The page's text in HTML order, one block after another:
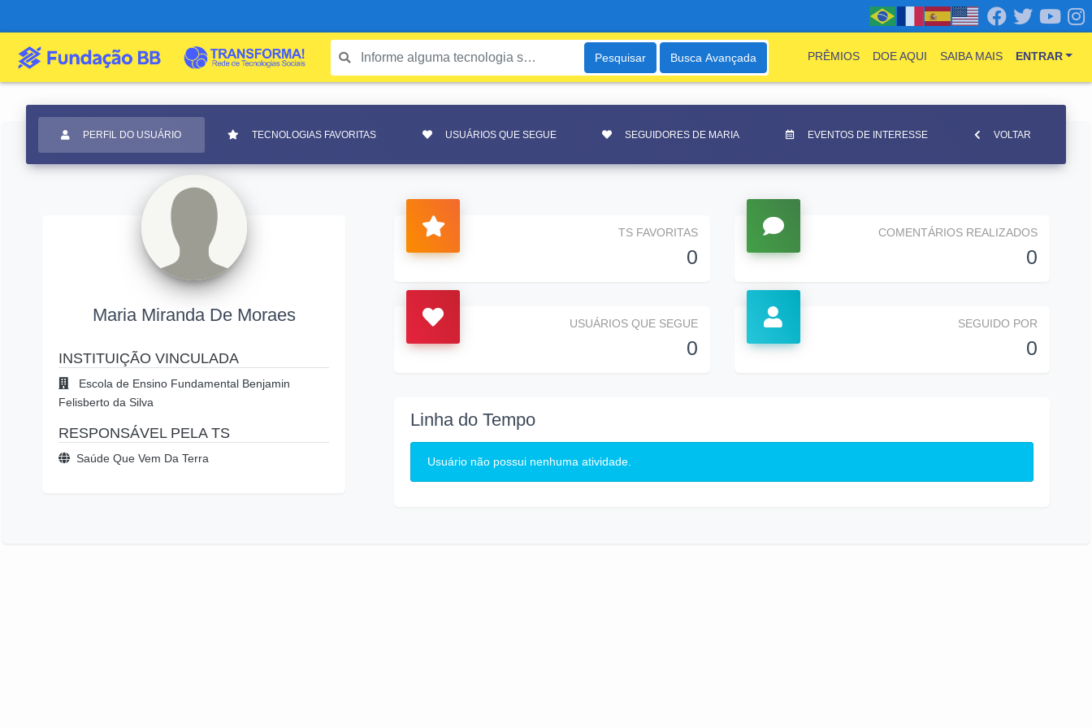
Pesquisar Busca Avançada PRÊMIOS DOE AQUI SAIBA MAIS ENTRAR
PERFIL DO USUÁRIO TECNOLOGIAS FAVORITAS USUÁRIOS QUE SEGUE SEGUIDORES DE MARIA EVENTOS DE INTERESSE VOLTAR
Maria Miranda De Moraes
INSTITUIÇÃO VINCULADA
Escola de Ensino Fundamental Benjamin
Felisberto da Silva
RESPONSÁVEL PELA TS
Saúde Que Vem Da Terra
TS FAVORITAS
0
COMENTÁRIOS REALIZADOS
0
USUÁRIOS QUE SEGUE
0
SEGUIDO POR
0
Linha do Tempo
Usuário não possui nenhuma atividade.